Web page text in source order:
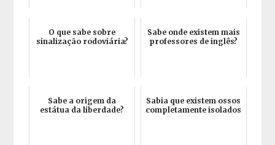
O que sabe sobre
sinalização rodoviária?
Sabe onde existem mais
professores de inglês?
Sabe a origem da
estátua da liberdade?
Sabia que existem ossos
completamente isolados